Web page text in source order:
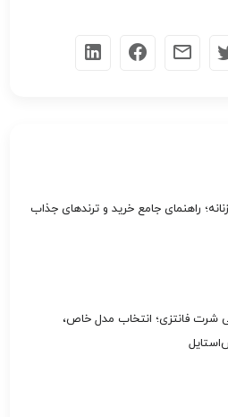
راهنمای جامع خرید و ترندهای جذاب
شرت فانتزی؛ انتخاب مدل خاص،